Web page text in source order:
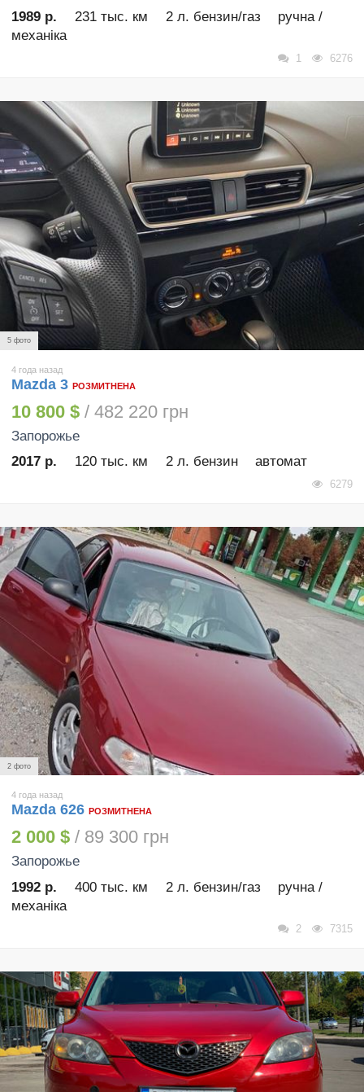
1989 р. 231 тыс. км 2 л. бензин/газ
ручна /
механіка
1 6276
5 фото
4 года назад
Mazda 3 РОЗМИТНЕНА
10 800 $ / 482 220 грн
Запорожье
2017 р.
120 тыс. км 2 л. бензин автомат
6279
2 фото
4 года назад
Mazda 626 РОЗМИТНЕНА
2 000 $ / 89 300 грн
Запорожье
1992 р.
400 тыс. км 2 л. бензин/газ
ручна /
механіка
2 7315